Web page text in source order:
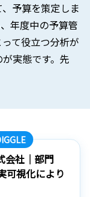
予算を策定しま
年度中の予算管
て役立つ分析が
実態です。先
会社｜部門
可視化により